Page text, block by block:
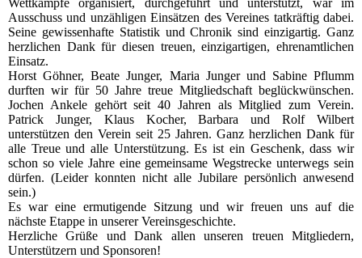
Ausschuss und unzähligen Einsätzen des Vereines tatkräftig dabei.
Seine gewissenhafte Statistik und Chronik sind einzigartig. Ganz
herzlichen Dank für diesen treuen, einzigartigen, ehrenamtlichen
Einsatz.
Horst Göhner, Beate Junger, Maria Junger und Sabine Pflumm
durften wir für 50 Jahre treue Mitgliedschaft beglückwünschen.
Jochen Ankele gehört seit 40 Jahren als Mitglied zum Verein.
Patrick Junger, Klaus Kocher, Barbara und Rolf Wilbert
unterstützen den Verein seit 25 Jahren. Ganz herzlichen Dank für
alle Treue und alle Unterstützung. Es ist ein Geschenk, dass wir
schon so viele Jahre eine gemeinsame Wegstrecke unterwegs sein
dürfen. (Leider konnten nicht alle Jubilare persönlich anwesend
sein.)
Es war eine ermutigende Sitzung und wir freuen uns auf die
nächste Etappe in unserer Vereinsgeschichte.
Herzliche Grüße und Dank allen unseren treuen Mitgliedern,
Unterstützern und Sponsoren!